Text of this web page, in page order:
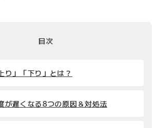
目次
」「下り」とは？
が遅くなる8つの原因＆対処法